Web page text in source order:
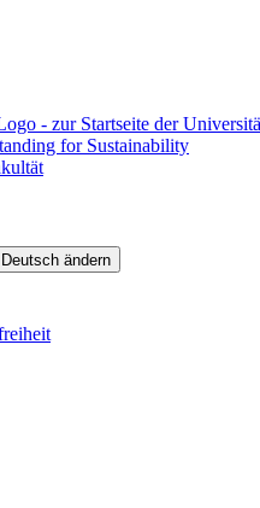
- zur Startseite der
for Sustainability
ändern